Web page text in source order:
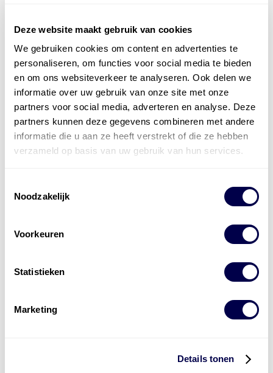
Deze website maakt gebruik van cookies
We gebruiken cookies om content en advertenties te
personaliseren, om functies voor social media te bieden
en om ons websiteverkeer te analyseren. Ook delen we
informatie over uw gebruik van onze site met onze
partners voor social media, adverteren en analyse. Deze
partners kunnen deze gegevens combineren met andere
informatie die u aan ze heeft verstrekt of die ze hebben
verzameld op basis van uw gebruik van hun services.
Noodzakelijk
Voorkeuren
Statistieken
Marketing
Details tonen
Officieel distributeur met Mobil Smeermiddelen
voor alle sectoren
Welke olie heb ik nodig
Alle producten bekijken
ReferentiesKwikfit,Roba ,de Groot